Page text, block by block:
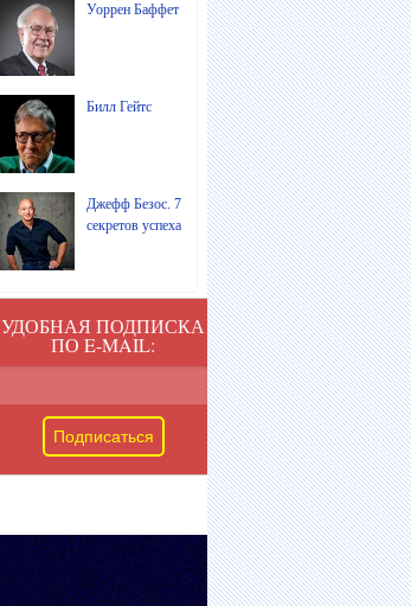
Уоррен Баффет
Билл Гейтс
Джефф Безос. 7
секретов успеха
УДОБНАЯ ПОДПИСКА
ПО E-MAIL: